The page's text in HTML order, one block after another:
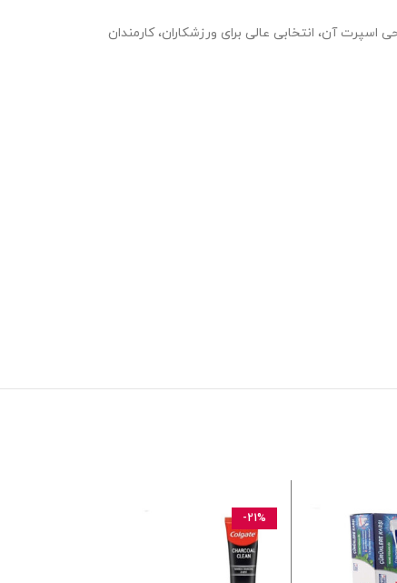
آن، انتخابی عالی برای ورزشکاران، کارمندان
-21%